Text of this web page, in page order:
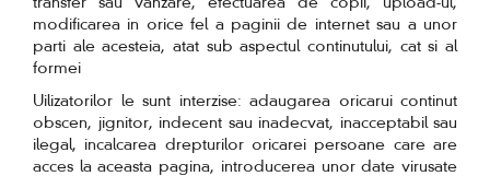
transfer sau vanzare, efectuarea de copii, upload-ul,
modificarea in orice fel a paginii de internet sau a unor
parti ale acesteia, atat sub aspectul continutului, cat si al
formei
Uilizatorilor le sunt interzise: adaugarea oricarui continut
obscen, jignitor, indecent sau inadecvat, inacceptabil sau
ilegal, incalcarea drepturilor oricarei persoane care are
acces la aceasta pagina, introducerea unor date virusate